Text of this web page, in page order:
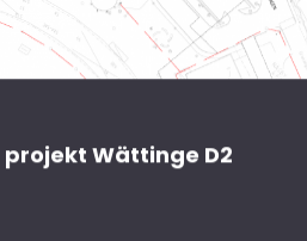
projekt Wättinge D2